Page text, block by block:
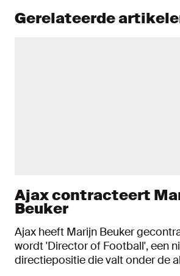
Gerelateerde
Ajax contracteert
Beuker
Ajax heeft Marijn Beuker
wordt 'Director of Football', een
directiepositie die valt onder de